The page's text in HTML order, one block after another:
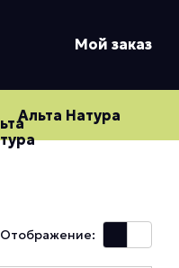
Мой заказ
Альта Натура
Отображение: